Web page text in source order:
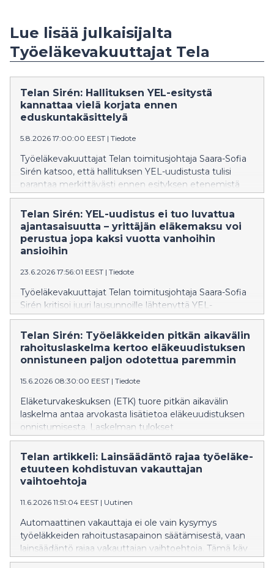
Lue lisää julkaisijalta
Työeläkevakuuttajat Tela
Telan Sirén: Hallituksen YEL-esitystä
kannattaa vielä korjata ennen
eduskuntakäsittelyä
5.8.2026 17:00:00 EEST | Tiedote
Työeläkevakuuttajat Telan toimitusjohtaja Saara-Sofia
Sirén katsoo, että hallituksen YEL-uudistusta tulisi
parantaa merkittävästi ennen esityksen etenemistä
eduskuntaan. Sirénin mukaan hallituksen esitys lisäisi
YEL-vakuuttamisen monimutkaisuutta ja
kustannuksia.
Telan Sirén: YEL-uudistus ei tuo luvattua
ajantasaisuutta – yrittäjän eläkemaksu voi
perustua jopa kaksi vuotta vanhoihin
ansioihin
23.6.2026 17:56:01 EEST | Tiedote
Työeläkevakuuttajat Telan toimitusjohtaja Saara-Sofia
Sirén kritisoi juuri lausunnoille lähtenyttä YEL-
uudistuksen hallituksen esitystä. Sirénin mielestä on
valitettavaa, että uudistus on muuttumassa
pettymykseksi, joka ei saavuta hallituksen sille
asettamia tavoitteita.
Telan Sirén: Työeläkkeiden pitkän aikavälin
rahoituslaskelma kertoo eläkeuudistuksen
onnistuneen paljon odotettua paremmin
15.6.2026 08:30:00 EEST | Tiedote
Eläketurvakeskuksen (ETK) tuore pitkän aikavälin
laskelma antaa arvokasta lisätietoa eläkeuudistuksen
onnistumisesta. Laskelman tulokset
työeläkejärjestelmän rahoitusnäkymistä ovat jopa
odottamattoman hyvät. Johtopäätöksissä ei
kuitenkaan pidä hätiköidä, korostaa Telan
toimitusjohtaja Saara-Sofia Sirén.
Telan artikkeli: Lainsäädäntö rajaa työeläke-
etuuteen kohdistuvan vakauttajan
vaihtoehtoja
11.6.2026 11:51:04 EEST | Uutinen
Automaattinen vakauttaja ei ole vain kysymys
työeläkkeiden rahoitustasapainon säätämisestä, vaan
lainsäädäntö rajaa vakauttajan vaihtoehtoja. Tämä käy
ilmi tänään Kansantaloudellisessa aikakauskirjassa